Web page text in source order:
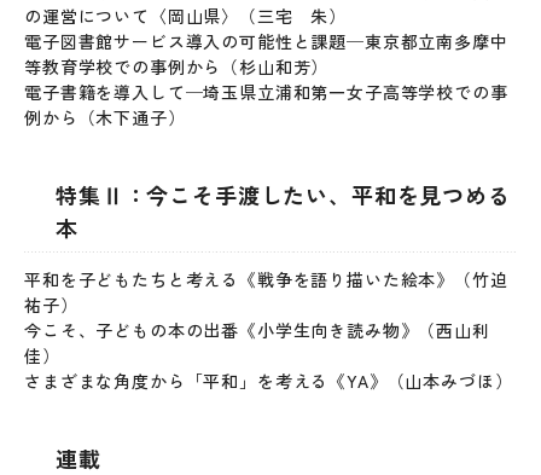
の運営について〈岡山県〉（三宅 朱）
電子図書館サービス導入の可能性と課題─東京都立南多摩中
等教育学校での事例から（杉山和芳）
電子書籍を導入して─埼玉県立浦和第一女子高等学校での事
例から（木下通子）
特集Ⅱ：今こそ手渡したい、平和を見つめる
本
平和を子どもたちと考える《戦争を語り描いた絵本》（竹迫
祐子）
今こそ、子どもの本の出番《小学生向き読み物》（西山利
佳）
さまざまな角度から「平和」を考える《YA》（山本みづほ）
連載